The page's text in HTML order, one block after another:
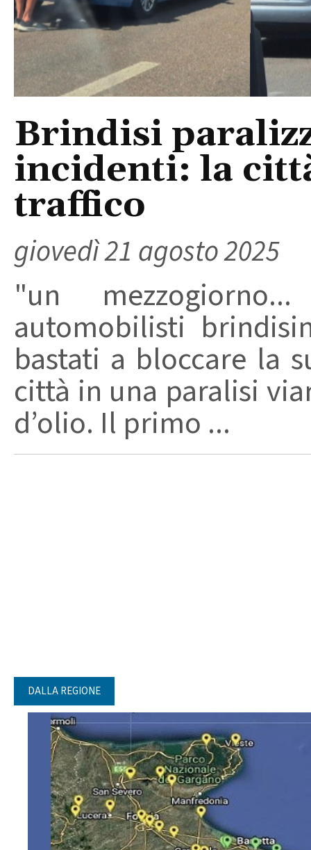
Brindisi
incidenti: la
traffico
giovedì 21 agosto 2025
"un
automobilisti
bastati a bloccare la
città in una paralisi
d’olio. Il primo ...
DALLA REGIONE